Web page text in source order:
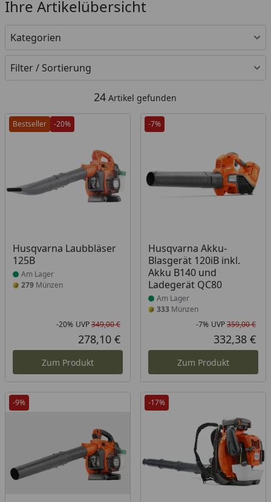
Ihre Artikelübersicht
Kategorien
Filter / Sortierung
24 Artikel gefunden
Bestseller -20%
Husqvarna Laubbläser
125B
Produkt am Lager
Am Lager
279 Münzen
Rabatt in Prozent
-20%
Ursprünglicher Preis
UVP349,00 €
Aktueller Preis
278,10 €
Zum Produkt
-7%
Husqvarna Akku-
Blasgerät 120iB inkl.
Akku B140 und
Ladegerät QC80
Produkt am Lager
Am Lager
333Münzen
-7% UVP359,00 €
332,38 €
Zum Produkt
-9% -17%